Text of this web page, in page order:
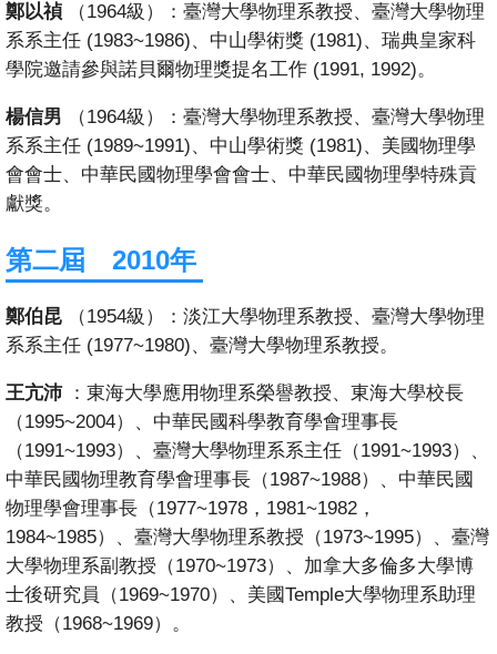
鄭以禎
（1964級）：臺灣大學物理系教授、​臺灣大學物理
系系主任 (1983~1986)、中山學術獎 (1981)、瑞典皇家科
學院邀請參與諾貝爾物理獎提名工作 (1991, 1992)。
楊信男
（1964級）：臺灣大學物理系教授、​臺灣大學物理
系系主任 (1989~1991)、中山學術獎 (1981)、美國物理學
會會士、中華民國物理學會會士、中華民國物理學特殊貢
獻獎。
第二屆 2010年
鄭伯昆 （1954級）：淡江大學物理系教授、臺灣大學物理
系​系主任 (1977~1980)、臺灣大學物理系教授。
王亢沛 ：東海大學應用物理系榮譽教授、東海大學校長
（1995~2004）、中華民國科學教育學會理事長
（1991~1993）、臺灣大學物理系系主任（1991~1993）、
中華民國物理教育學會理事長（1987~1988）、中華民國
物理學會理事長（1977~1978，1981~1982，
1984~1985）、臺灣大學物理系教授（1973~1995）、臺灣
大學物理系副教授（1970~1973）、加拿大多倫多大學博
士後研究員（1969~1970）、美國Temple大學物理系助理
教授（1968~1969）。